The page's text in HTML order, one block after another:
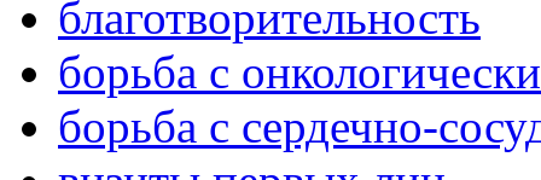
благотворительность
борьба с
борьба с сердечно-